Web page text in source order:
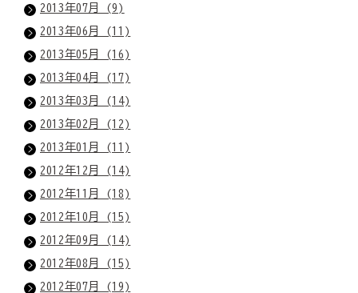
2013年07月 (9)
2013年06月 (11)
2013年05月 (16)
2013年04月 (17)
2013年03月 (14)
2013年02月 (12)
2013年01月 (11)
2012年12月 (14)
2012年11月 (18)
2012年10月 (15)
2012年09月 (14)
2012年08月 (15)
2012年07月 (19)